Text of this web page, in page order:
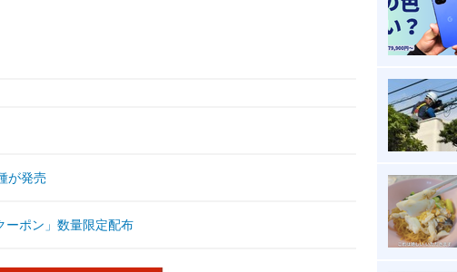
が発売
ーポン」数量限定配布